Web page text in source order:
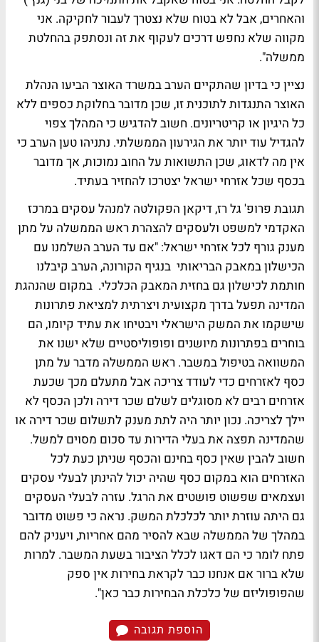
והאחרים, אבל לא בטוח שלא נצטרך לעבור לחקיקה. אני
מקווה שלא נחפש דרכים לעקוף את זה ונסתפק בהחלטת
ממשלה".
נציין כי בדיון שהתקיים הערב במשרד האוצר הביעו הנהלת
האוצר התנגדות לתוכנית זו, שכן מדובר בחלוקת כספים ללא
כל היגיון או קריטריונים. חשוב להדגיש כי המהלך צפוי
להגדיל עוד יותר את הגירעון הממשלתי. נתניהו טען הערב כי
אין מה לדאוג, שכן התשואות על החוב נמוכות, אך מדובר
בכסף שכל אזרחי ישראל יצטרכו להחזיר בעתיד.
תגובת פרופ' גל רז, דיקאן הפקולטה למנהל עסקים במרכז
האקדמי למשפט ולעסקים להצהרת ראש הממשלה על מתן
מענק גורף לכל אזרחי ישראל: "אם עד הערב השלמנו עם
הכישלון במאבק הבריאותי בנגיף הקורונה, הערב קיבלנו
חותמת לכישלון גם בחזית המאבק הכלכלי. במקום שהנהגת
המדינה תפעל בדרך מקצועית ויצרתית למציאת פתרונות
שישקמו את המשק הישראלי ויבטיחו את עתיד קיומו, הם
בוחרים בפתרונות מיושנים ופופוליסטיים שלא ישנו את
המשוואה בטיפול במשבר. ראש הממשלה מדבר על מתן
כסף לאזרחים כדי לעודד צריכה אבל מתעלם מכך שכעת
אזרחים רבים לא מסוגלים לשלם שכר דירה ולכן הכסף לא
יילך לצריכה. נכון יותר היה לתת מענק לתשלום שכר דירה או
שהמדינה תפצה את בעלי הדירות עד סכום מסוים למשל.
חשוב להבין שאין כסף בחינם והכסף שניתן כעת לכל
האזרחים הוא במקום כסף שהיה יכול להינתן לבעלי עסקים
ועצמאים שפשוט פושטים את הרגל. עזרה לבעלי העסקים
גם היתה עוזרת יותר לכלכלת המשק. נראה כי פשוט מדובר
במהלך של הממשלה שבא להסיר מהם אחריות, ויעניק להם
פתח לומר כי הם דאגו לכלל הציבור בשעת המשבר. למרות
שלא ברור אם אנחנו כבר לקראת בחירות אין ספק
שהפופוליזם של כלכלת הבחירות כבר כאן".
הוספת תגובה